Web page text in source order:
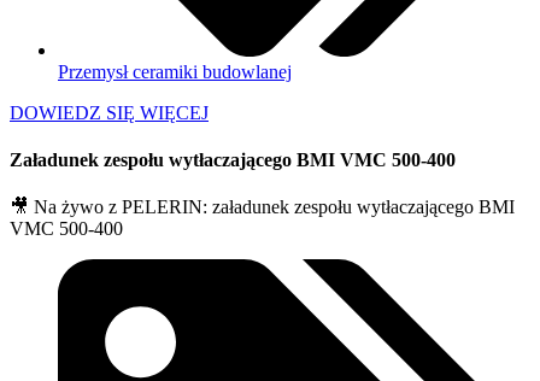
Przemysł ceramiki budowlanej
DOWIEDZ SIĘ WIĘCEJ
Załadunek zespołu wytłaczającego BMI VMC 500-400
🎥 Na żywo z PELERIN: załadunek zespołu wytłaczającego BMI
VMC 500-400